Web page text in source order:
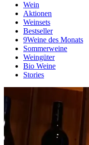
Wein
Aktionen
Weinsets
Bestseller
9Weine des Monats
Sommerweine
Weingüter
Bio Weine
Stories